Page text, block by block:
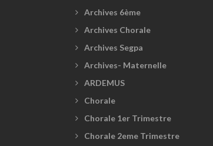
Archives 6ème
Archives Chorale
Archives Segpa
Archives- Maternelle
ARDEMUS
Chorale
Chorale 1er Trimestre
Chorale 2eme Trimestre